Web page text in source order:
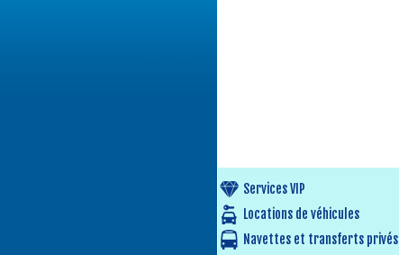
Services VIP
Locations de véhicules
Navettes et transferts privés